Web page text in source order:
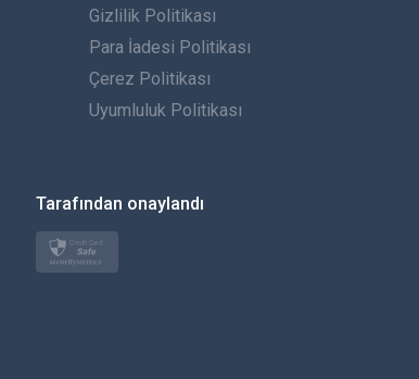
Português
İtalyan
Türkçe
Gizlilik Politikası
Para İadesi Politikası
Çerez Politikası
Uyumluluk Politikası
Tarafından onaylandı